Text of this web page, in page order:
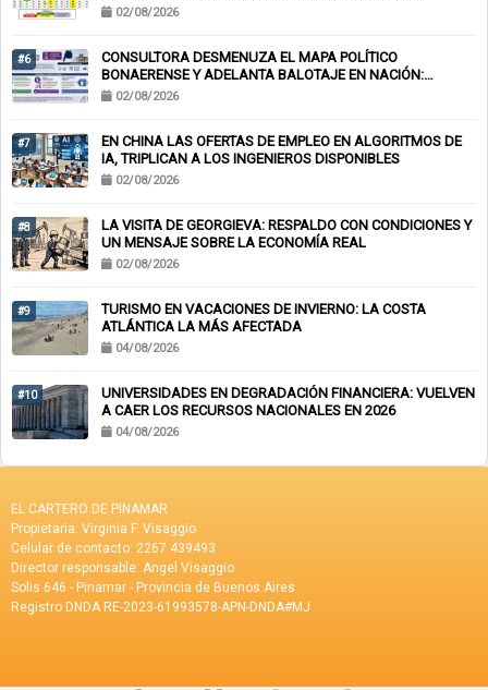
02/08/2026
#6
CONSULTORA DESMENUZA EL MAPA POLÍTICO
BONAERENSE Y ADELANTA BALOTAJE EN NACIÓN:
KICILLOF-MILEI
02/08/2026
#7
EN CHINA LAS OFERTAS DE EMPLEO EN ALGORITMOS DE
IA, TRIPLICAN A LOS INGENIEROS DISPONIBLES
02/08/2026
#8
LA VISITA DE GEORGIEVA: RESPALDO CON CONDICIONES Y
UN MENSAJE SOBRE LA ECONOMÍA REAL
02/08/2026
#9
TURISMO EN VACACIONES DE INVIERNO: LA COSTA
ATLÁNTICA LA MÁS AFECTADA
04/08/2026
#10
UNIVERSIDADES EN DEGRADACIÓN FINANCIERA: VUELVEN
A CAER LOS RECURSOS NACIONALES EN 2026
04/08/2026
EL CARTERO DE PINAMAR
Propietaria: Virginia F. Visaggio
Celular de contacto: 2267 439493
Director responsable: Angel Visaggio
Solis 646 - Pinamar - Provincia de Buenos Aires
Registro DNDA RE-2023-61993578-APN-DNDA#MJ